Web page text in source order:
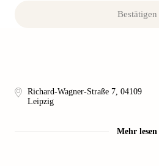
Bestätigen
Richard-Wagner-Straße 7, 04109
Leipzig
Mehr lesen